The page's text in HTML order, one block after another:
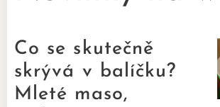
Co se skutečně
skrývá v balíčku?
Mleté maso,